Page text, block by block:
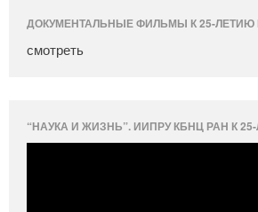
ДОКУМЕНТАЛЬНЫЕ ФИЛЬМЫ К 25-ЛЕТИЮ
смотреть
“НАУКА И ЖИЗНЬ”. ИИПРУ КБНЦ РАН К